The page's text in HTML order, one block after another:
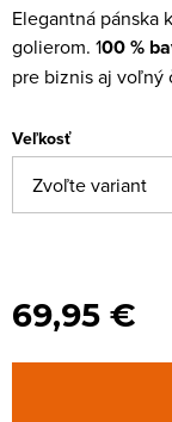
Elegantná pánska
golierom. 100 %
pre biznis aj voľný
Veľkosť
69,95 €